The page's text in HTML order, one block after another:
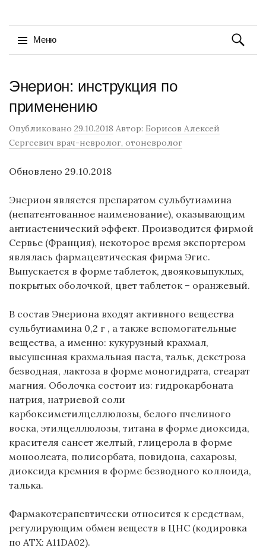
Меню
к
содержимому
Найти:
Энерион: инструкция по
применению
Опубликовано 29.10.2018 Автор: Борисов Алексей
Сергеевич врач-невролог, отоневролог
Обновлено 29.10.2018
Энерион является препаратом сульбутиамина
(непатентованное наименование), оказывающим
антиастенический эффект. Производится фирмой
Сервье (Франция), некоторое время экспортером
являлась фармацевтическая фирма Эгис.
Выпускается в форме таблеток, двояковыпуклых,
покрытых оболочкой, цвет таблеток – оранжевый.
В состав Энериона входят активного вещества
сульбутиамина 0,2 г , а также вспомогательные
вещества, а именно: кукурузный крахмал,
высушенная крахмальная паста, тальк, декстроза
безводная, лактоза в форме моногидрата, стеарат
магния. Оболочка состоит из: гидрокарбоната
натрия, натриевой соли
карбоксиметилцеллюлозы, белого пчелиного
воска, этилцеллюлозы, титана в форме диоксида,
красителя сансет желтый, глицерола в форме
моноолеата, полисорбата, повидона, сахарозы,
диоксида кремния в форме безводного коллоида,
талька.
Фармакотерапевтически относится к средствам,
регулирующим обмен веществ в ЦНС (кодировка
по ATX: A11DA02).